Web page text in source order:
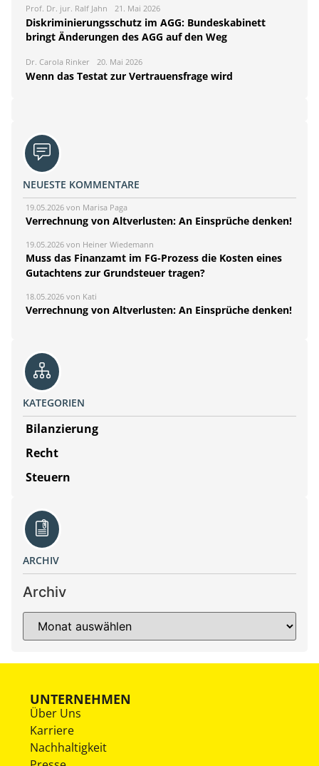
Prof. Dr. jur. Ralf Jahn 21. Mai 2026
Diskriminierungsschutz im AGG: Bundeskabinett
bringt Änderungen des AGG auf den Weg
Dr. Carola Rinker 20. Mai 2026
Wenn das Testat zur Vertrauensfrage wird
NEUESTE KOMMENTARE
19.05.2026 von Marisa Paga
Verrechnung von Altverlusten: An Einsprüche denken!
19.05.2026 von Heiner Wiedemann
Muss das Finanzamt im FG-Prozess die Kosten eines
Gutachtens zur Grundsteuer tragen?
18.05.2026 von Kati
Verrechnung von Altverlusten: An Einsprüche denken!
KATEGORIEN
Bilanzierung
Recht
Steuern
ARCHIV
Archiv
UNTERNEHMEN
Über Uns
Karriere
Nachhaltigkeit